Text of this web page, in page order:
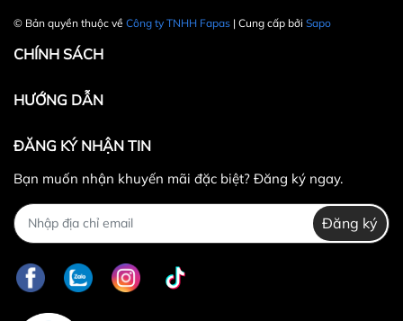
Fanpage:FACEBOOK.COM/FAPAS.VN
© Bản quyền thuộc về Công ty TNHH Fapas | Cung cấp bởi Sapo
CHÍNH SÁCH
HƯỚNG DẪN
ĐĂNG KÝ NHẬN TIN
Bạn muốn nhận khuyến mãi đặc biệt? Đăng ký ngay.
Đăng ký